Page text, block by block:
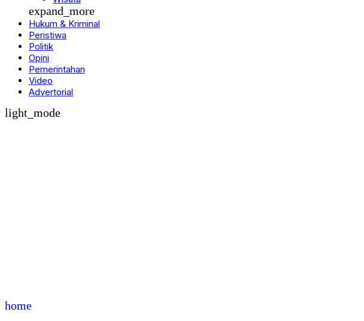
expand_more
Hukum & Kriminal
Peristiwa
Politik
Opini
Pemerintahan
Video
Advertorial
light_mode
home